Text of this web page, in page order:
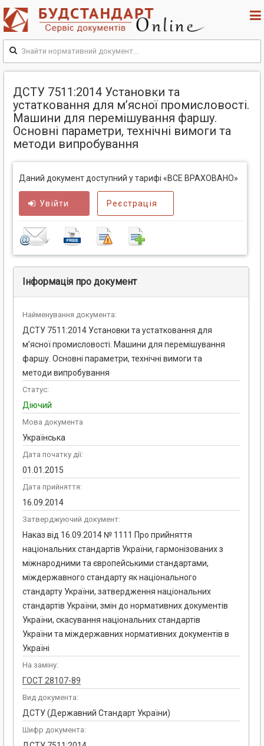
ДСТУ 7511:2014 Установки та
устатковання для м’ясної промисловості.
Машини для перемішування фаршу.
Основні параметри, технічні вимоги та
методи випробування
Даний документ доступний у тарифі «ВСЕ ВРАХОВАНО»
Увійти Реєстрація
Інформація про документ
Найменування документа:
ДСТУ 7511:2014 Установки та устатковання для
м’ясної промисловості. Машини для перемішування
фаршу. Основні параметри, технічні вимоги та
методи випробування
Статус:
Діючий
Мова документа
Українська
Дата початку дії:
01.01.2015
Дата прийняття:
16.09.2014
Затверджуючий документ:
Наказ від 16.09.2014 № 1111 Про прийняття
національних стандартів України, гармонізованих з
міжнародними та європейськими стандартами,
міждержавного стандарту як національного
стандарту України, затвердження національних
стандартів України, змін до нормативних документів
України, скасування національних стандартів
України та міждержавних нормативних документів в
Україні
На заміну:
ГОСТ 28107-89
Вид документа:
ДСТУ (Державний Стандарт України)
Шифр документа: